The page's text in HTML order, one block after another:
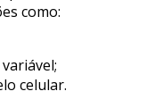
como:
celular.